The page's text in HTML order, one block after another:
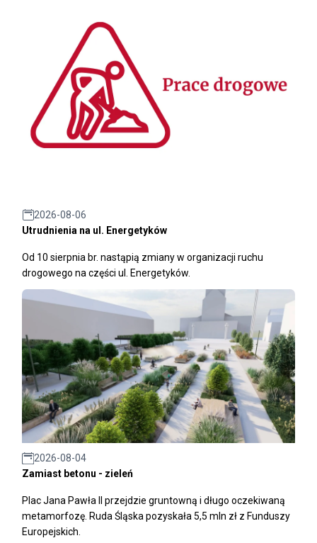
2026-08-06
Utrudnienia na ul. Energetyków
Od 10 sierpnia br. nastąpią zmiany w organizacji ruchu
drogowego na części ul. Energetyków.
2026-08-04
Zamiast betonu - zieleń
Plac Jana Pawła II przejdzie gruntowną i długo oczekiwaną
metamorfozę. Ruda Śląska pozyskała 5,5 mln zł z Funduszy
Europejskich.